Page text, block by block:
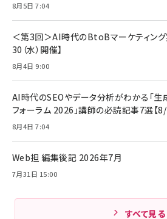
8月5日 7:04
＜第3回＞AI時代のBtoBマーケティング
30（水）開催】
8月4日 9:00
AI時代のSEOやデータ分析がわかる「
フォーラム 2026」講師の必読記事7選【
8月4日 7:04
Web担 編集後記 2026年7月
7月31日 15:00
すべて見る